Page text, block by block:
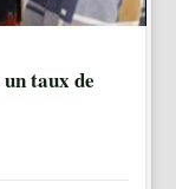
taux de